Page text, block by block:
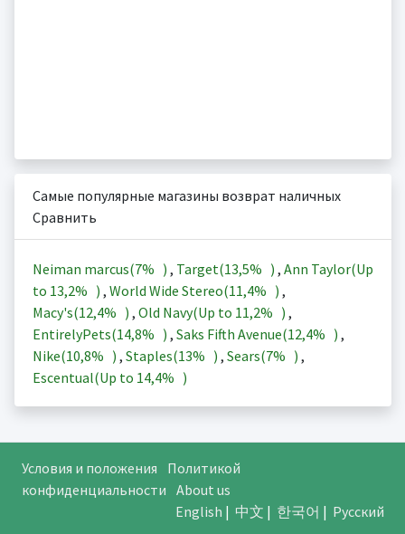
Самые популярные магазины возврат наличных
Сравнить
Neiman marcus(7% ) , Target(13,5% ) , Ann Taylor(Up
to 13,2% ) , World Wide Stereo(11,4% ) ,
Macy's(12,4% ) , Old Navy(Up to 11,2% ) ,
EntirelyPets(14,8% ) , Saks Fifth Avenue(12,4% ) ,
Nike(10,8% ) , Staples(13% ) , Sears(7% ) ,
Escentual(Up to 14,4% )
Условия и положения
Политикой
конфиденциальности About us
English | 中文 | 한국어 | Русский